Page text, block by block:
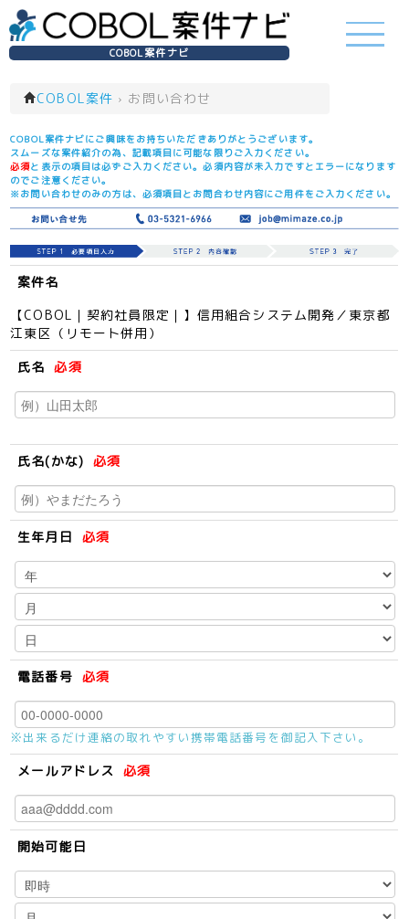
COBOL案件ナビ
COBOL案件 › お問い合わせ
COBOL案件ナビにご興味をお持ちいただきありがとうございます。
スムーズな案件紹介の為、記載項目に可能な限りご入力ください。
必須と表示の項目は必ずご入力ください。必須内容が未入力ですとエラーになります
のでご注意ください。
※お問い合わせのみの方は、必須項目とお問合わせ内容にご用件をご入力ください。
案件名
【COBOL｜契約社員限定｜】信用組合システム開発／東京都
江東区（リモート併用）
氏名 必須
氏名(かな) 必須
生年月日 必須
電話番号 必須
※出来るだけ連絡の取れやすい携帯電話番号を御記入下さい。
メールアドレス 必須
開始可能日